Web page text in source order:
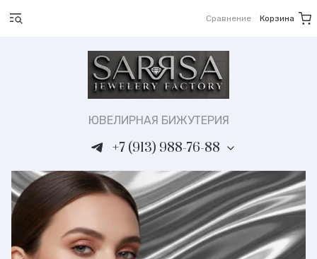
Сравнение Корзина
ЮВЕЛИРНАЯ БИЖУТЕРИЯ
+7 (913) 988-76-88